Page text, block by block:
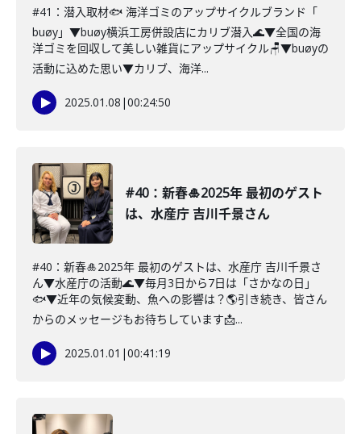
#41：潜入取材🐟 海洋ゴミのアップサイクルブランド「
buøy」▼buøy横浜工房併設店にカリブ潜入🌊▼全国の海
洋ゴミを回収して美しい雑貨にアップサイクル🪑▼buøyの
活動に込めた思い▼カリブ、海洋...
2025.01.08 |00:24:50
#40：新春🎍2025年 最初のゲスト
は、水産庁 吉川千景さん
#40：新春🎍2025年 最初のゲストは、水産庁 吉川千景さ
ん▼水産庁の活動🌊▼毎月3日から7日は「さかなの日」
🐟▼近年の気候変動、魚への影響は？🌎引き続き、皆さん
からのメッセージもお待ちしています📩...
2025.01.01 |00:41:19